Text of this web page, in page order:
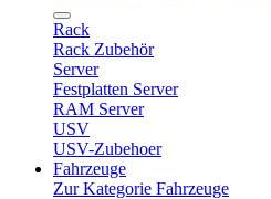
Rack
Rack Zubehör
Server
Festplatten Server
RAM Server
USV
USV-Zubehoer
Fahrzeuge
Zur Kategorie Fahrzeuge